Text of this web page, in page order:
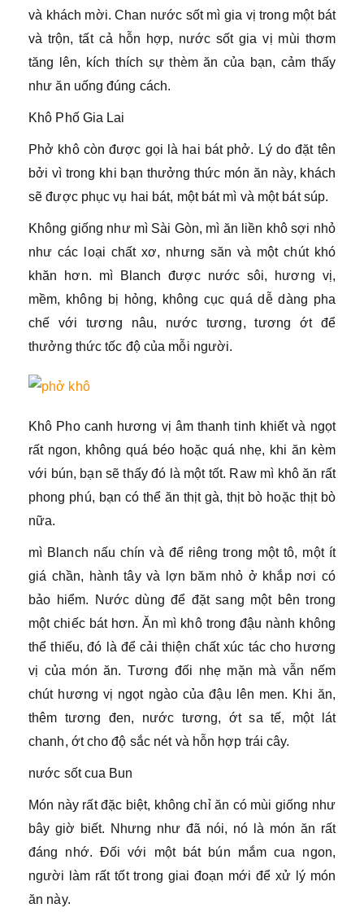
và khách mời. Chan nước sốt mì gia vị trong một bát
và trộn, tất cả hỗn hợp, nước sốt gia vị mùi thơm
tăng lên, kích thích sự thèm ăn của bạn, cảm thấy
như ăn uống đúng cách.
Khô Phố Gia Lai
Phở khô còn được gọi là hai bát phở. Lý do đặt tên
bởi vì trong khi bạn thưởng thức món ăn này, khách
sẽ được phục vụ hai bát, một bát mì và một bát súp.
Không giống như mì Sài Gòn, mì ăn liền khô sợi nhỏ
như các loại chất xơ, nhưng săn và một chút khó
khăn hơn. mì Blanch được nước sôi, hương vị,
mềm, không bị hỏng, không cục quá dễ dàng pha
chế với tương nâu, nước tương, tương ớt để
thưởng thức tốc độ của mỗi người.
Khô Pho canh hương vị âm thanh tinh khiết và ngọt
rất ngon, không quá béo hoặc quá nhẹ, khi ăn kèm
với bún, bạn sẽ thấy đó là một tốt. Raw mì khô ăn rất
phong phú, bạn có thể ăn thịt gà, thịt bò hoặc thịt bò
nữa.
mì Blanch nấu chín và để riêng trong một tô, một ít
giá chần, hành tây và lợn băm nhỏ ở khắp nơi có
bảo hiểm. Nước dùng để đặt sang một bên trong
một chiếc bát hơn. Ăn mì khô trong đậu nành không
thể thiếu, đó là để cải thiện chất xúc tác cho hương
vị của món ăn. Tương đối nhẹ mặn mà vẫn nếm
chút hương vị ngọt ngào của đậu lên men. Khi ăn,
thêm tương đen, nước tương, ớt sa tế, một lát
chanh, ớt cho độ sắc nét và hỗn hợp trái cây.
nước sốt cua Bun
Món này rất đặc biệt, không chỉ ăn có mùi giống như
bây giờ biết. Nhưng như đã nói, nó là món ăn rất
đáng nhớ. Đối với một bát bún mắm cua ngon,
người làm rất tốt trong giai đoạn mới để xử lý món
ăn này.